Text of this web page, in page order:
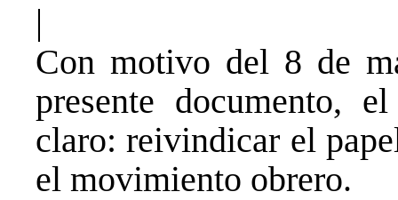
|
Con motivo del 8 de
presente documento,
claro: reivindicar el
el movimiento obrero.